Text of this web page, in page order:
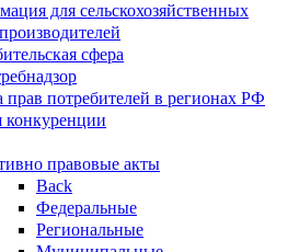
для сельскохозяйственных
сфера
прав потребителей в регионах РФ
конкуренции
правовые акты
Back
Федеральные
Региональные